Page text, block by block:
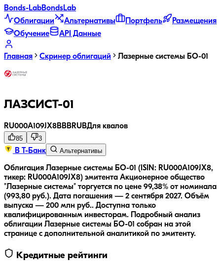
Bonds-LabBondsLab
Облигации
Альтернативы Портфель
Размещения
Обучение
API Данные
Главная Скринер облигаций Лазерные системы БО-01
ЛАЗСИСТ-01
RU000A109JX8BBBRUBДля квалов
85 3
В Т-Банк Альтернативы
Облигация Лазерные системы БО-01 (ISIN: RU000A109JX8,
тикер: RU000A109JX8) эмитента Акционерное общество
"Лазерные системы" торгуется по цене 99,38% от номинала
(993,80 руб.). Дата погашения — 2 сентября 2027. Объём
выпуска — 200 млн руб.. Доступна только
квалифицированным инвесторам.
Подробный анализ
облигации Лазерные системы БО-01 собран на этой
странице с дополнительной аналитикой по эмитенту.
Кредитные рейтинги